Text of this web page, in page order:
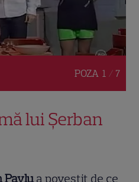
POZA 1 / 7
lui Șerban
Pavlu a povestit de ce